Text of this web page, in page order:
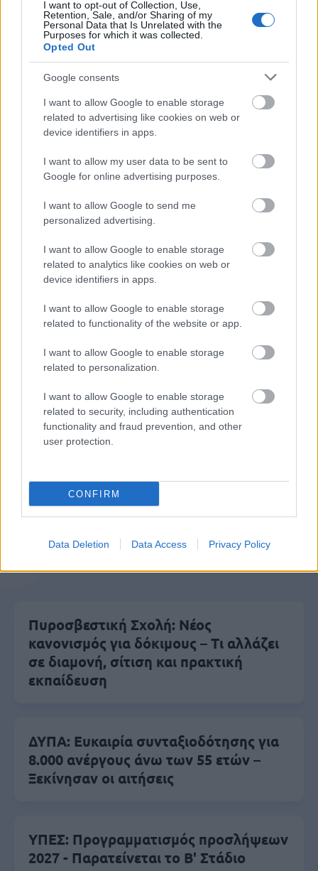
I want to opt-out of Collection, Use,
Retention, Sale, and/or Sharing of my
Personal Data that Is Unrelated with the
Purposes for which it was collected.
Opted Out
Google consents
I want to allow Google to enable storage
related to advertising like cookies on web or
device identifiers in apps.
I want to allow my user data to be sent to
Google for online advertising purposes.
I want to allow Google to send me
personalized advertising.
I want to allow Google to enable storage
related to analytics like cookies on web or
device identifiers in apps.
I want to allow Google to enable storage
related to functionality of the website or app.
I want to allow Google to enable storage
related to personalization.
I want to allow Google to enable storage
related to security, including authentication
functionality and fraud prevention, and other
user protection.
CONFIRM
Data Deletion Data Access Privacy Policy
εξέλιξη, με στόχο την κάλυψη της στεγαστικής
ζήτησης και τη σταθεροποίηση της αγοράς
ακινήτων.
ΑΣΕΠ: Πιστοποίηση Αγγλικών σε
ΑΣΕΠ: Εξ αποστάσεως η πιο Εύκολη
Πιστοποίηση Υπολογιστών σε 2
Μάθε πρώτος όλες τις σημαντικές
ειδήσεις.
Πυροσβεστική Σχολή: Νέος
κανονισμός για δόκιμους – Τι αλλάζει
σε διαμονή, σίτιση και πρακτική
εκπαίδευση
ΔΥΠΑ: Ευκαιρία συνταξιοδότησης για
8.000 ανέργους άνω των 55 ετών –
Ξεκίνησαν οι αιτήσεις
ΥΠΕΣ: Προγραμματισμός προσλήψεων
2027 - Παρατείνεται το Β' Στάδιο